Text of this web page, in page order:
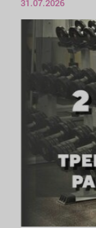
31.07.2026